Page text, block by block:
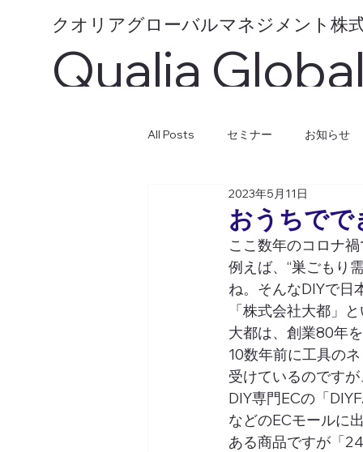
クオリアグローバルマネジメント株
​Qualia
All Posts セミナー お知らせ
社長コラム（QGMニュースレター
おうちでで
2023年5月11日
ここ数年のコロナ
例えば、“巣ごもり
ね。そんなDIYで日
「株式会社大都」
大都は、創業80年
10数年前に工具の
受けているのです
DIY専門ECの「
などのECモールに
ある商品ですが「